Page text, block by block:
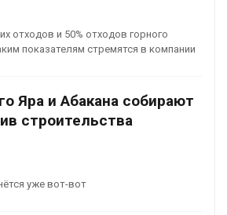
отходов и 50% отходов горного
показателям стремятся в компании
Яра и Абакана собирают
строительства
уже вот-вот